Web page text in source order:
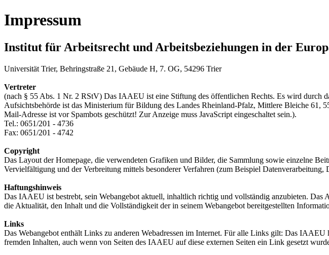
Impressum
Institut für Arbeitsrecht und Arbeitsbeziehungen in der
Universität Trier, Behringstraße 21, Gebäude H, 7. OG, 54296 Trier
Vertreter
(nach § 55 Abs. 1 Nr. 2 RStV) Das IAAEU ist eine Stiftung des öffentlichen Rechts. Es wird
Aufsichtsbehörde ist das Ministerium für Bildung des Landes Rheinland-Pfalz, Mittlere Bleiche
Mail-Adresse ist vor Spambots geschützt! Zur Anzeige muss JavaScript eingeschaltet sein.).
Tel.: 0651/201 - 4736
Fax: 0651/201 - 4742
Copyright
Das Layout der Homepage, die verwendeten Grafiken und Bilder, die Sammlung sowie einzelne
Vervielfältigung und der Verbreitung mittels besonderer Verfahren (zum Beispiel
Haftungshinweis
Das IAAEU ist bestrebt, sein Webangebot aktuell, inhaltlich richtig und vollständig anzubieten.
die Aktualität, den Inhalt und die Vollständigkeit der in seinem Webangebot bereitgestellten
Links
Das Webangebot enthält Links zu anderen Webadressen im Internet. Für alle Links gilt: Das
fremden Inhalten, auch wenn von Seiten des IAAEU auf diese externen Seiten ein Link gesetzt